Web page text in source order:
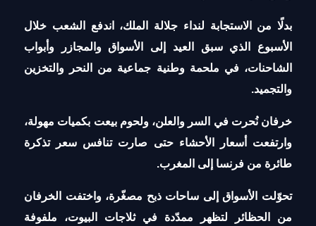
بدلًا من الاستجابة لنداء جلالة الملك، اندفع الشعب خلال
الأسبوع الذي سبق العيد إلى الأسواق والمجازر وأبواب
الشاحنات، في ملحمة وطنية جماعية من النحر والتخزين
والتجميد.
خرفان نُحرت في السر والعلن، ولحوم بيعت بكميات مهولة،
وارتفعت أسعار الأحشاء حتى صارت تنافس سعر تذكرة
طائرة من فرنسا إلى المغرب.
تحوّلت الأسواق إلى ساحات ذبح مصغّرة، واختفت الخرفان
من الحظائر لتظهر ممدّدة في ثلاجات البيوت، ملفوفة